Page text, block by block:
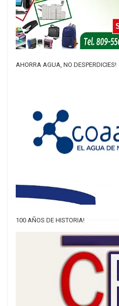
AHORRA AGUA, NO DESPERDICIES!
100 AÑOS DE HISTORIA!